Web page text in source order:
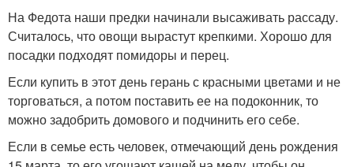
На Федота наши предки начинали высаживать рассаду.
Считалось, что овощи вырастут крепкими. Хорошо для
посадки подходят помидоры и перец.
Если купить в этот день герань с красными цветами и не
торговаться, а потом поставить ее на подоконник, то
можно задобрить домового и подчинить его себе.
Если в семье есть человек, отмечающий день рождения